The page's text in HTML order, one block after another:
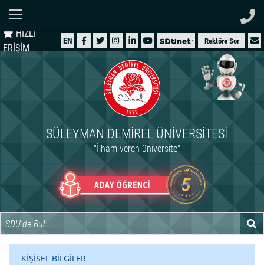
HIZLI
ERİŞİM
EN Rektöre Sor
SÜLEYMAN DEMIREL ÜNIVERSITESI
"İlham veren üniversite"
ÜNİVERSİTEMİZ
İDARİ
ARAŞTIRMA
INTERNATIONAL
KİŞİSEL BİLGİLER